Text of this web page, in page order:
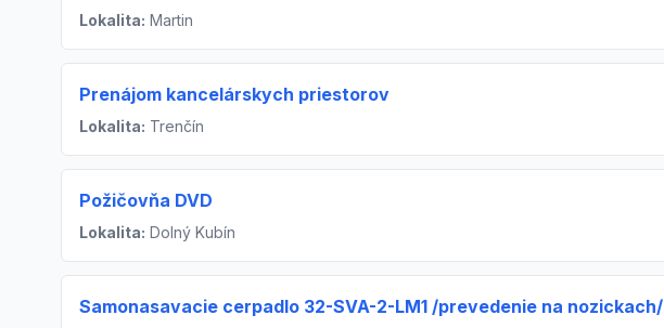
Lokalita: Martin
Prenájom kancelárskych priestorov
Lokalita: Trenčín
Požičovňa DVD
Lokalita: Dolný Kubín
Samonasavacie cerpadlo 32-SVA-2-LM1 /prevedenie na nozickach/